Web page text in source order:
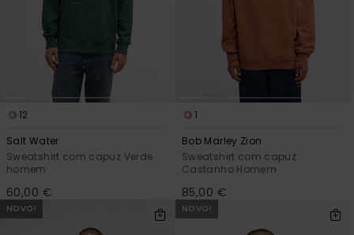
12
Salt Water
Sweatshirt com capuz Verde
homem
60,00 €
1
Bob Marley Zion
Sweatshirt com capuz
Castanho Homem
85,00 €
NOVO! NOVO!